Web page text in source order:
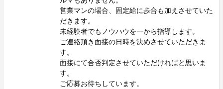
営業マンの場合、固定給に歩合も加えさせていた
だきます。
未経験者でもノウハウを一から指導します。
ご連絡頂き面接の日時を決めさせていただきま
す。
面接にて合否判定させていただければと思いま
す。
ご応募お待ちしています。